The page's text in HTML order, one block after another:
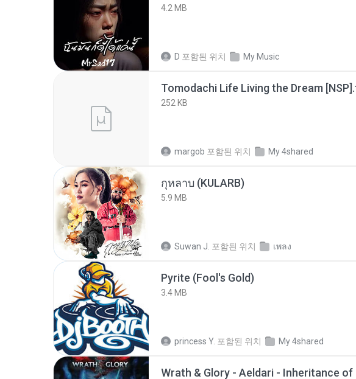
4.2 MB
D 포함된 위치 My Music
252 KB
margob 포함된 위치 My 4shared
กุหลาบ (KULARB)
5.9 MB
Suwan J. 포함된 위치 เพลง
Pyrite (Fool's Gold)
3.4 MB
princess Y. 포함된 위치 My 4shared